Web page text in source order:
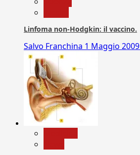
Linfoma non-Hodgkin: il vaccino.
Salvo Franchina 1 Maggio 2009